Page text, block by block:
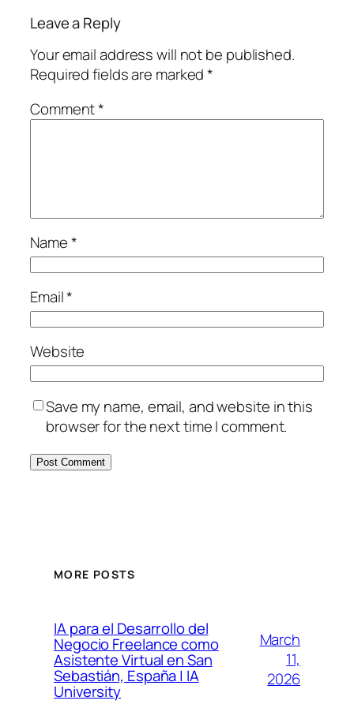
Leave a Reply
Your email address will not be published.
Required fields are marked*
Comment*
Name*
Email*
Website
Save my name, email, and website in this
browser for the next time I comment.
MORE POSTS
IA para el Desarrollo del
Negocio Freelance como
Asistente Virtual en San
Sebastián, España | IA
University
March
11,
2026